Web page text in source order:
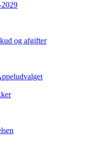
2029
og afgifter